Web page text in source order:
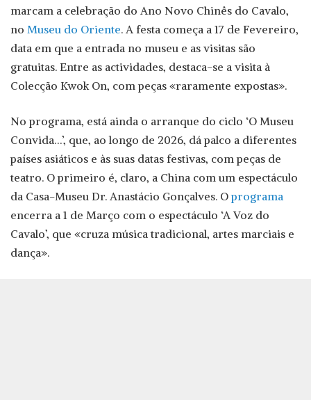
marcam a celebração do Ano Novo Chinês do Cavalo,
no Museu do Oriente. A festa começa a 17 de Fevereiro,
data em que a entrada no museu e as visitas são
gratuitas. Entre as actividades, destaca-se a visita à
Colecção Kwok On, com peças «raramente expostas».
No programa, está ainda o arranque do ciclo ‘O Museu
Convida…’, que, ao longo de 2026, dá palco a diferentes
países asiáticos e às suas datas festivas, com peças de
teatro. O primeiro é, claro, a China com um espectáculo
da Casa-Museu Dr. Anastácio Gonçalves. Oprograma
encerra a 1 de Março com o espectáculo ‘A Voz do
Cavalo’, que «cruza música tradicional, artes marciais e
dança».